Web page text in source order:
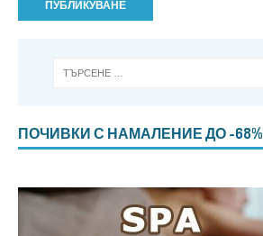
ПОЧИВКИ С НАМАЛЕНИЕ ДО -68%